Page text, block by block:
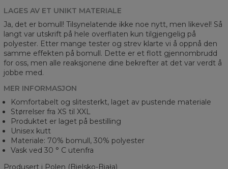
LAGES AV ET UNIKT MATERIALE
Ja, det er bomull! Tilsynelatende ikke noe nytt, men likevel! Så
langt var utskrift på hele overflaten kun tilgjengelig på
polyester. Etter mange tester og strev klarte vi å oppnå den
samme effekten på bomull. Dette er et flott gjennombrudd
for oss, men alle reaksjonene dine bekrefter at det var verdt å
jobbe med.
MER INFORMASJON
Komfortabelt og slitesterkt, laget av pustende materiale
Størrelser fra XS til XXL
Produktet er laget på bestilling
Unisex kutt
Materiale: 70% bomull, 30% polyester
Vask ved 30 ° C utenfra
Produsert i Polen (Bielsko-Biała)